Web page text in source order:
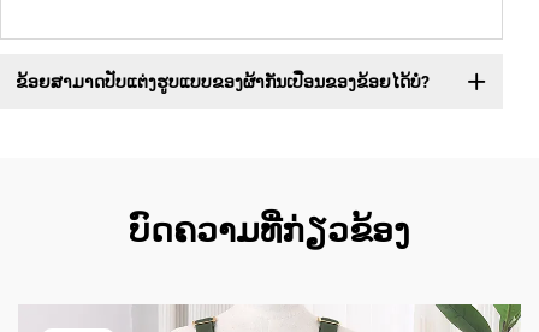
ຂ້ອຍສາມາດປັບແຕ່ງຮູບແບບຂອງຜ້າກັນເປື່ອນຂອງຂ້ອຍໄດ້ບໍ?
ບົດຄວາມທີ່ກ່ຽວຂ້ອງ